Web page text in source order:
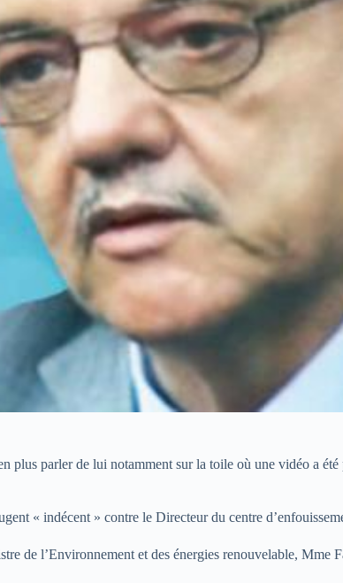
plus parler de lui notamment sur la toile où une vidéo a
« indécent » contre le Directeur du centre
de l’Environnement et des énergies renouvelable,